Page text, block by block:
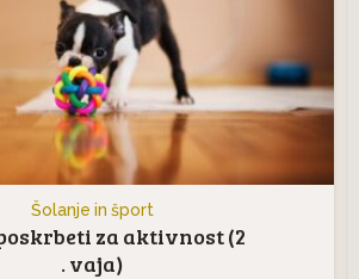
Šolanje in šport
za aktivnost (2
. vaja)